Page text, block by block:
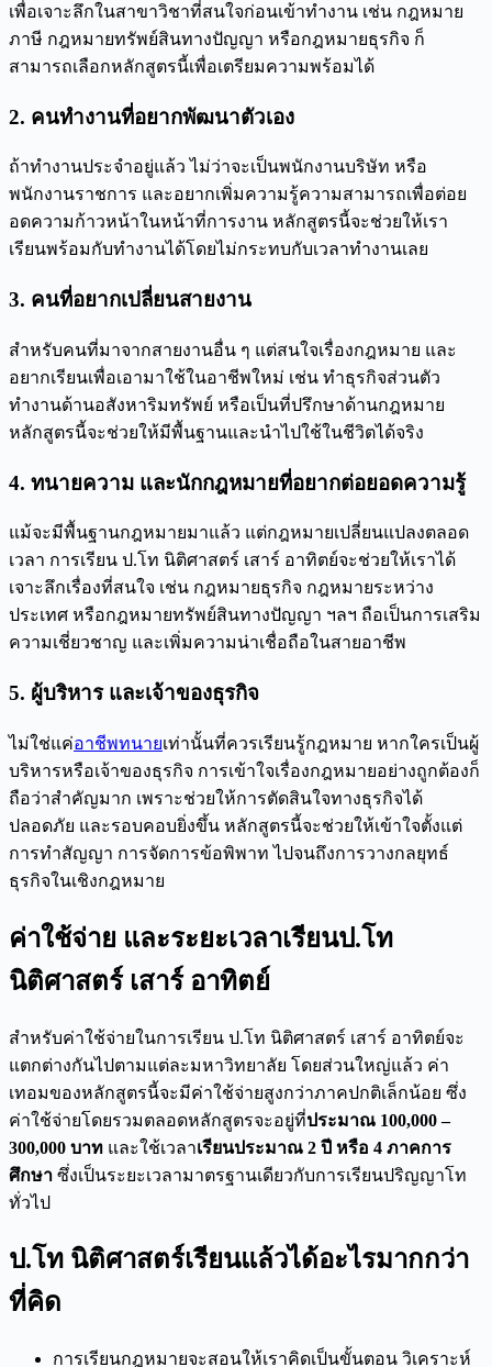
เพื่อเจาะลึกในสาขาวิชาที่สนใจก่อนเข้าทำงาน เช่น กฎหมาย
ภาษี กฎหมายทรัพย์สินทางปัญญา หรือกฎหมายธุรกิจ ก็
สามารถเลือกหลักสูตรนี้เพื่อเตรียมความพร้อมได้
2. คนทำงานที่อยากพัฒนาตัวเอง
ถ้าทำงานประจำอยู่แล้ว ไม่ว่าจะเป็นพนักงานบริษัท หรือ
พนักงานราชการ และอยากเพิ่มความรู้ความสามารถเพื่อต่อย
อดความก้าวหน้าในหน้าที่การงาน หลักสูตรนี้จะช่วยให้เรา
เรียนพร้อมกับทำงานได้โดยไม่กระทบกับเวลาทำงานเลย
3. คนที่อยากเปลี่ยนสายงาน
สำหรับคนที่มาจากสายงานอื่น ๆ แต่สนใจเรื่องกฎหมาย และ
อยากเรียนเพื่อเอามาใช้ในอาชีพใหม่ เช่น ทำธุรกิจส่วนตัว
ทำงานด้านอสังหาริมทรัพย์ หรือเป็นที่ปรึกษาด้านกฎหมาย
หลักสูตรนี้จะช่วยให้มีพื้นฐานและนำไปใช้ในชีวิตได้จริง
4. ทนายความ และนักกฎหมายที่อยากต่อยอดความรู้
แม้จะมีพื้นฐานกฎหมายมาแล้ว แต่กฎหมายเปลี่ยนแปลงตลอด
เวลา การเรียน ป.โท นิติศาสตร์ เสาร์ อาทิตย์จะช่วยให้เราได้
เจาะลึกเรื่องที่สนใจ เช่น กฎหมายธุรกิจ กฎหมายระหว่าง
ประเทศ หรือกฎหมายทรัพย์สินทางปัญญา ฯลฯ ถือเป็นการเสริม
ความเชี่ยวชาญ และเพิ่มความน่าเชื่อถือในสายอาชีพ
5. ผู้บริหาร และเจ้าของธุรกิจ
ไม่ใช่แค่อาชีพทนายเท่านั้นที่ควรเรียนรู้กฎหมาย หากใครเป็นผู้
บริหารหรือเจ้าของธุรกิจ การเข้าใจเรื่องกฎหมายอย่างถูกต้องก็
ถือว่าสำคัญมาก เพราะช่วยให้การตัดสินใจทางธุรกิจได้
ปลอดภัย และรอบคอบยิ่งขึ้น หลักสูตรนี้จะช่วยให้เข้าใจตั้งแต่
การทำสัญญา การจัดการข้อพิพาท ไปจนถึงการวางกลยุทธ์
ธุรกิจในเชิงกฎหมาย
ค่าใช้จ่าย และระยะเวลาเรียนป.โท
นิติศาสตร์ เสาร์ อาทิตย์
สำหรับค่าใช้จ่ายในการเรียน ป.โท นิติศาสตร์ เสาร์ อาทิตย์จะ
แตกต่างกันไปตามแต่ละมหาวิทยาลัย โดยส่วนใหญ่แล้ว ค่า
เทอมของหลักสูตรนี้จะมีค่าใช้จ่ายสูงกว่าภาคปกติเล็กน้อย ซึ่ง
ค่าใช้จ่ายโดยรวมตลอดหลักสูตรจะอยู่ที่ประมาณ 100,000 –
300,000 บาท และใช้เวลาเรียนประมาณ 2 ปี หรือ 4 ภาคการ
ศึกษา ซึ่งเป็นระยะเวลามาตรฐานเดียวกับการเรียนปริญญาโท
ทั่วไป
ป.โท นิติศาสตร์เรียนแล้วได้อะไรมากกว่า
ที่คิด
การเรียนกฎหมายจะสอนให้เราคิดเป็นขั้นตอน วิเคราะห์